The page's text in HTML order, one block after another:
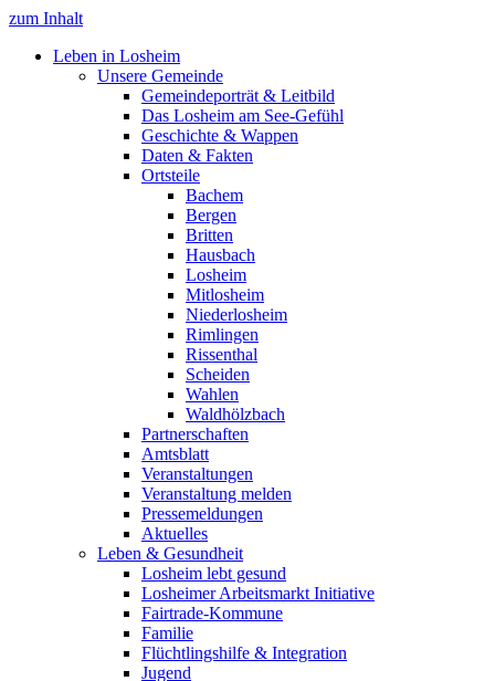
zum Inhalt
Leben in Losheim
Unsere Gemeinde
Gemeindeporträt & Leitbild
Das Losheim am See-Gefühl
Geschichte & Wappen
Daten & Fakten
Ortsteile
Bachem
Bergen
Britten
Hausbach
Losheim
Mitlosheim
Niederlosheim
Rimlingen
Rissenthal
Scheiden
Wahlen
Waldhölzbach
Partnerschaften
Amtsblatt
Veranstaltungen
Veranstaltung melden
Pressemeldungen
Aktuelles
Leben & Gesundheit
Losheim lebt gesund
Losheimer Arbeitsmarkt Initiative
Fairtrade-Kommune
Familie
Flüchtlingshilfe & Integration
Jugend